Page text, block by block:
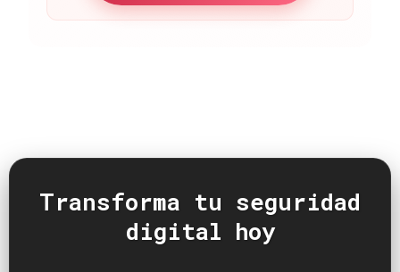
Transforma tu seguridad
digital hoy